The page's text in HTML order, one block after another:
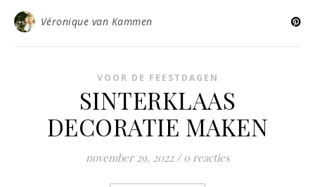
Véronique van Kammen
VOOR DE FEESTDAGEN
SINTERKLAAS
DECORATIE MAKEN
november 29, 2022 / 0 reacties